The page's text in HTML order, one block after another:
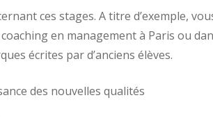
ces stages. A titre d’exemple,
en management à Paris ou
écrites par d’anciens élèves.
des nouvelles qualités